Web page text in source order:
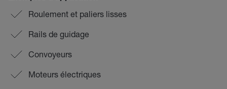
Roulement et paliers lisses
Rails de guidage
Convoyeurs
Moteurs électriques